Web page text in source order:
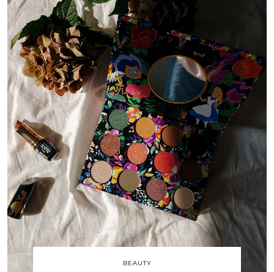
BEAUTY